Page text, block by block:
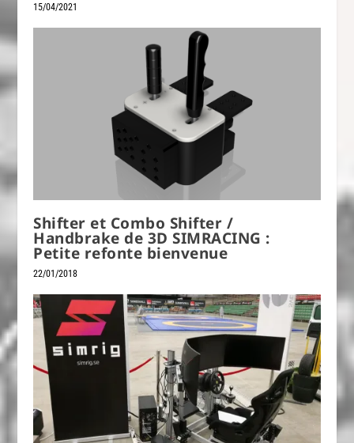
15/04/2021
Shifter et Combo Shifter /
Handbrake de 3D SIMRACING :
Petite refonte bienvenue
22/01/2018